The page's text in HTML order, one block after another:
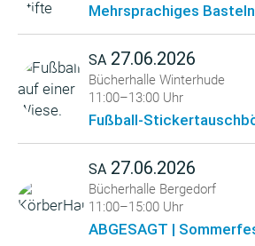
Mehrsprachiges Basteln
SA 27.06.2026
Bücherhalle Winterhude
11:00–13:00 Uhr
Fußball-
SA 27.06.2026
Bücherhalle Bergedorf
11:00–15:00 Uhr
ABGESAGT |